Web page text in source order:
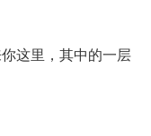
这里，其中的一层